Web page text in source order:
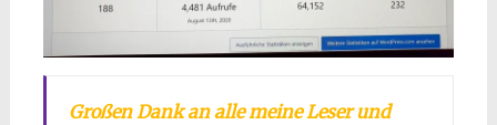
Großen Dank an alle meine Leser und